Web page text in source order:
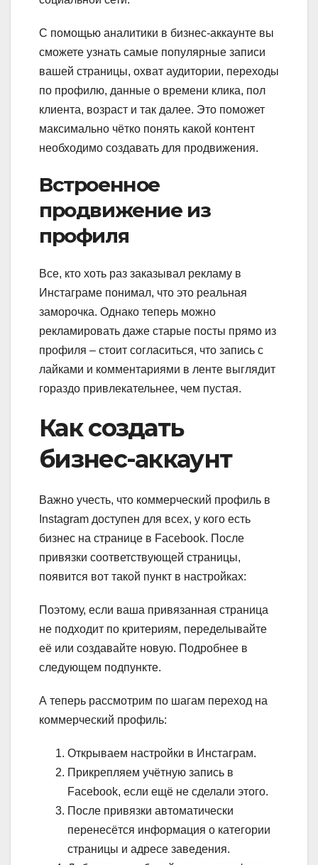
С помощью аналитики в бизнес-аккаунте вы
сможете узнать самые популярные записи
вашей страницы, охват аудитории, переходы
по профилю, данные о времени клика, пол
клиента, возраст и так далее. Это поможет
максимально чётко понять какой контент
необходимо создавать для продвижения.
Встроенное
продвижение из
профиля
Все, кто хоть раз заказывал рекламу в
Инстаграме понимал, что это реальная
заморочка. Однако теперь можно
рекламировать даже старые посты прямо из
профиля – стоит согласиться, что запись с
лайками и комментариями в ленте выглядит
гораздо привлекательнее, чем пустая.
Как создать
бизнес-аккаунт
Важно учесть, что коммерческий профиль в
Instagram доступен для всех, у кого есть
бизнес на странице в Facebook. После
привязки соответствующей страницы,
появится вот такой пункт в настройках:
Поэтому, если ваша привязанная страница
не подходит по критериям, переделывайте
её или создавайте новую. Подробнее в
следующем подпункте.
А теперь рассмотрим по шагам переход на
коммерческий профиль:
Открываем настройки в Инстаграм.
Прикрепляем учётную запись в
Facebook, если ещё не сделали этого.
После привязки автоматически
перенесётся информация о категории
страницы и адресе заведения.